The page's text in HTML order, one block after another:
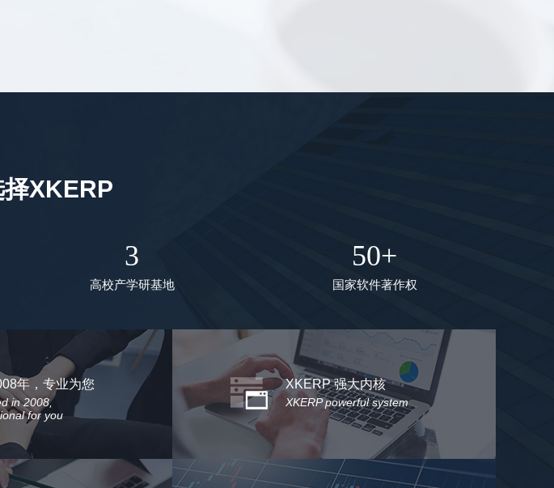
XKERP
3
高校产学研基地
50+
国家软件著作权
年，专业为您
in 2008,
for you
XKERP 强大内核
XKERP powerful system